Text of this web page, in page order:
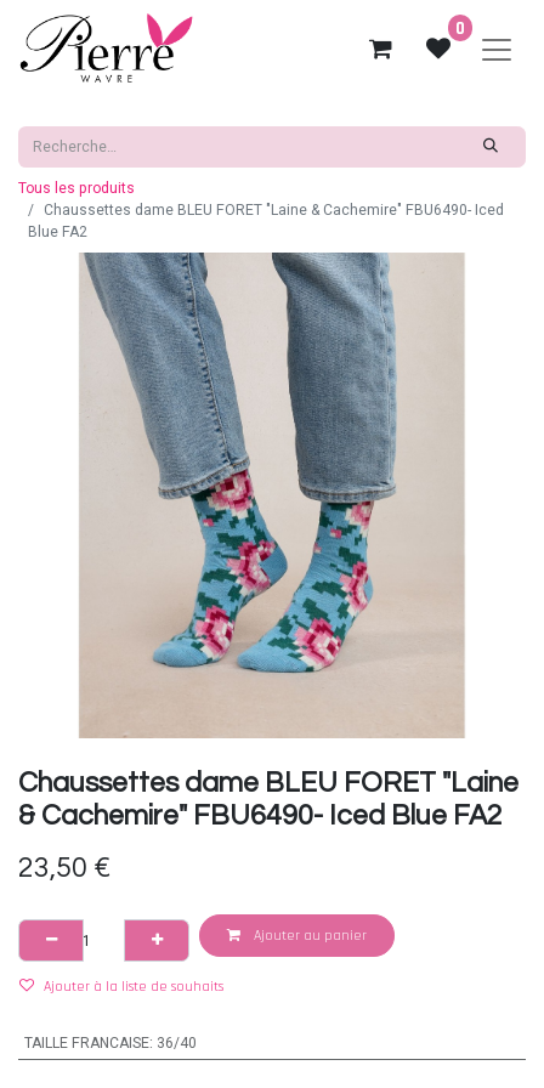
0
Tous les produits
Chaussettes dame BLEU FORET "Laine & Cachemire" FBU6490- Iced
Blue FA2
Chaussettes dame BLEU FORET "Laine
& Cachemire" FBU6490- Iced Blue FA2
23,50 €
Ajouter au panier
Ajouter à la liste de souhaits
TAILLE FRANCAISE: 36/40